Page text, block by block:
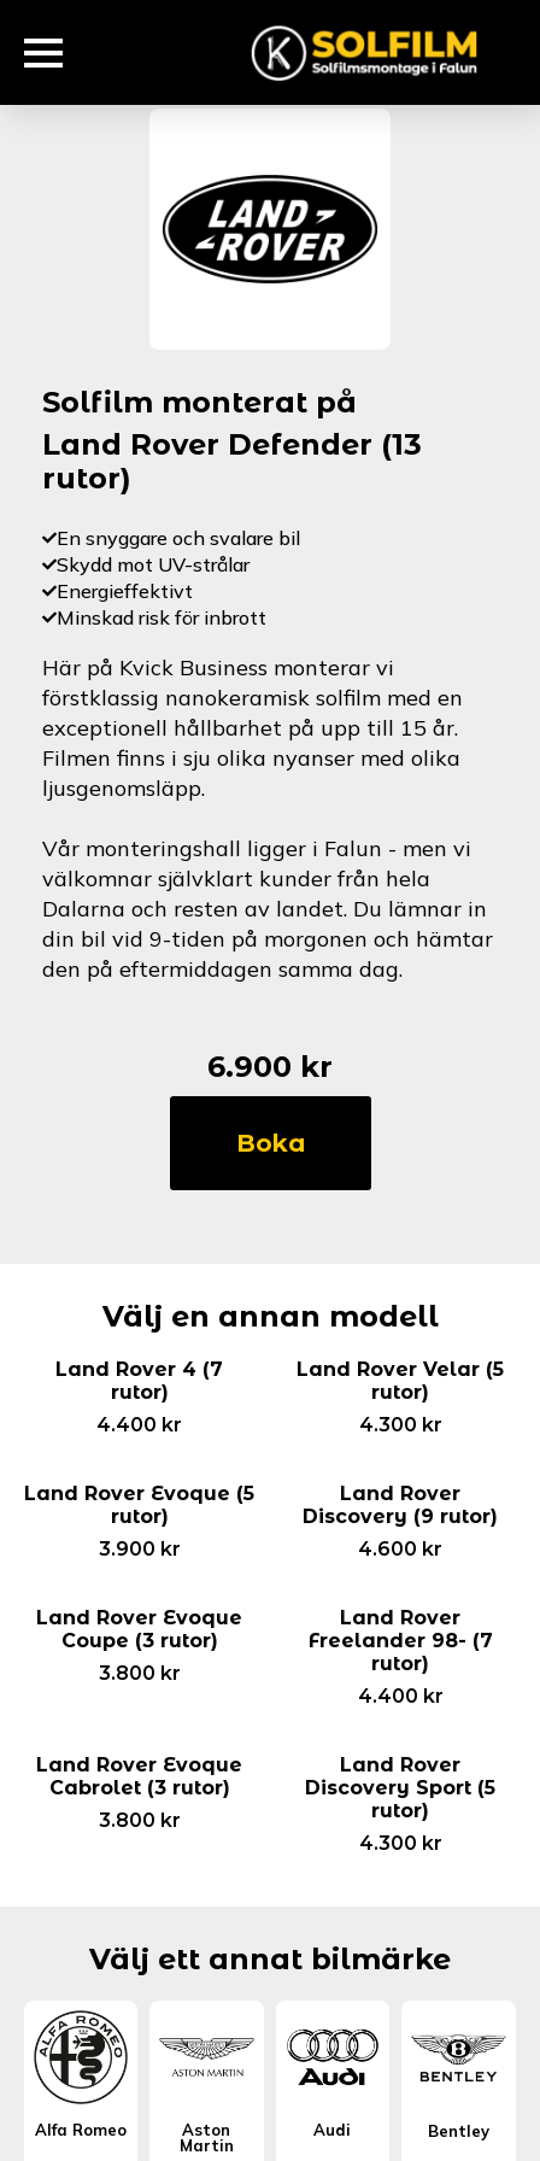
Solfilm monterat på
Land Rover Defender (13
rutor)
En snyggare och svalare bil
Skydd mot UV-strålar
Energieffektivt
Minskad risk för inbrott
Här på Kvick Business monterar vi
förstklassig nanokeramisk solfilm med en
exceptionell hållbarhet på upp till 15 år.
Filmen finns i sju olika nyanser med olika
ljusgenomsläpp.
Vår monteringshall ligger i Falun - men vi
välkomnar självklart kunder från hela
Dalarna och resten av landet. Du lämnar in
din bil vid 9-tiden på morgonen och hämtar
den på eftermiddagen samma dag.
6.900 kr
Land
Defender
rutor)
Boka
Välj en annan modell
Land Rover 4 (7
rutor)
4.400 kr
Land Rover Velar (5
rutor)
4.300 kr
Land Rover Evoque (5
rutor)
3.900 kr
Land Rover
Discovery (9 rutor)
4.600 kr
Land Rover Evoque
Coupe (3 rutor)
3.800 kr
Land Rover
Freelander 98- (7
rutor)
4.400 kr
Land Rover Evoque
Cabrolet (3 rutor)
3.800 kr
Land Rover
Discovery Sport (5
rutor)
4.300 kr
Välj ett annat bilmärke
Alfa Romeo
Aston
Martin
Audi Bentley